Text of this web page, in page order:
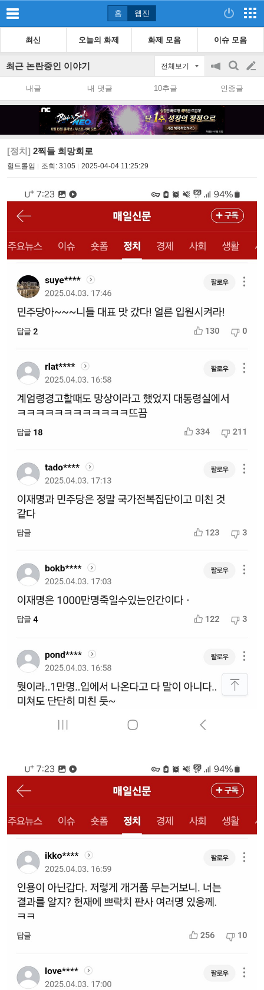
홈 웹진
최신 오늘의 화제 화제 모음 이슈 모음
최근 논란중인 이야기 전체보기
공
on/off
검
색
글
쓰
내글 내 댓글 10추글 인증글
[정치] 2찍들 희망회로
헐트롤임 조회: 3105 2025-04-04 11:25:29